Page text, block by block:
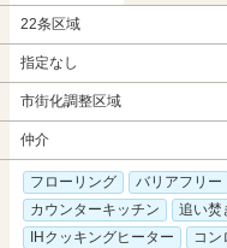
22条区域
指定なし
市街化調整区域
仲介
フローリング バリアフリー
カウンターキッチン
追い焚
IHクッキングヒーター
コン